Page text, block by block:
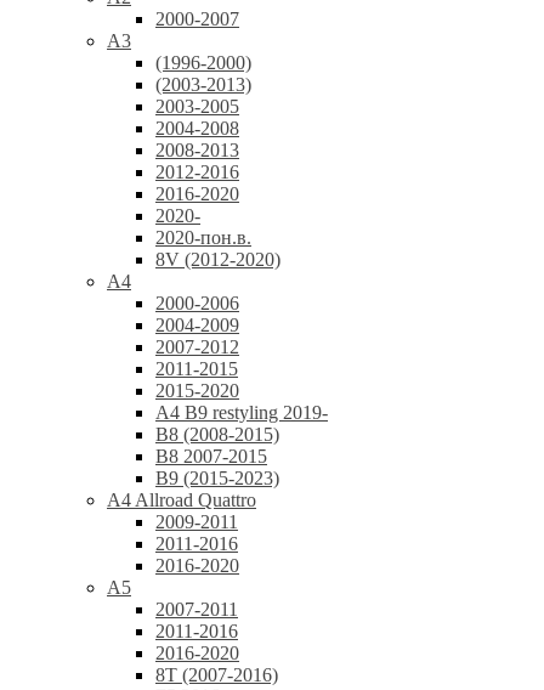
2000-2007
A3
(1996-2000)
(2003-2013)
2003-2005
2004-2008
2008-2013
2012-2016
2016-2020
2020-
2020-пон.в.
8V (2012-2020)
A4
2000-2006
2004-2009
2007-2012
2011-2015
2015-2020
A4 B9 restyling 2019-
B8 (2008-2015)
B8 2007-2015
B9 (2015-2023)
A4 Allroad Quattro
2009-2011
2011-2016
2016-2020
A5
2007-2011
2011-2016
2016-2020
8T (2007-2016)